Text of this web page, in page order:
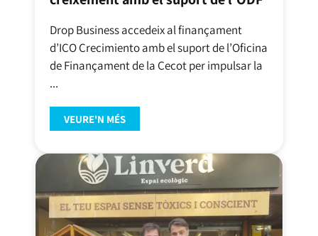
Drop Business accedeix al finançament
d’ICO Crecimiento amb el suport de l’Oficina
de Finançament de la Cecot per impulsar la
...
VEURE'N MÉS